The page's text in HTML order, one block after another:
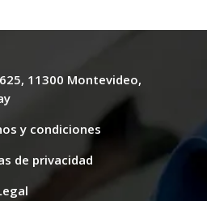
11300 Montevideo,
y condiciones
de privacidad